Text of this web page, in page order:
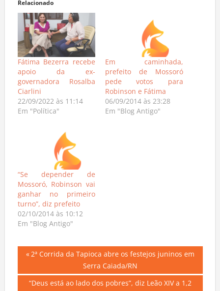
Relacionado
Fátima Bezerra recebe
apoio da ex-
governadora Rosalba
Ciarlini
22/09/2022 às 11:14
Em "Política"
Em caminhada,
prefeito de Mossoró
pede votos para
Robinson e Fátima
06/09/2014 às 23:28
Em "Blog Antigo"
“Se depender de
Mossoró, Robinson vai
ganhar no primeiro
turno”, diz prefeito
02/10/2014 às 10:12
Em "Blog Antigo"
Navegação
de
Previous
2ª Corrida da Tapioca abre os festejos juninos em
Serra Caiada/RN
Next
“Deus está ao lado dos pobres”, diz Leão XIV a 1,2